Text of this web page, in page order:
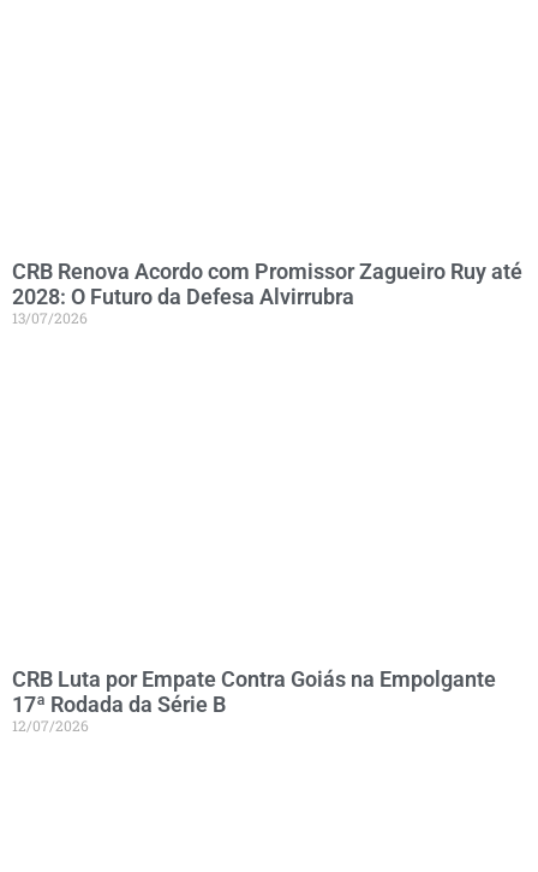
CRB Renova Acordo com Promissor Zagueiro Ruy até
2028: O Futuro da Defesa Alvirrubra
13/07/2026
CRB Luta por Empate Contra Goiás na Empolgante
17ª Rodada da Série B
12/07/2026